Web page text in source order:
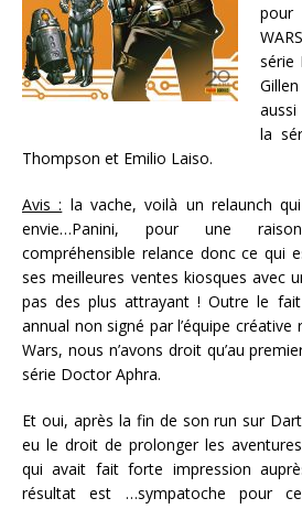
série
la
Thompson et Emilio Laiso.
Avis : la vache, voilà un relaunch
envie…Panini, pour une
compréhensible relance donc ce qui
ses meilleures ventes kiosques avec
pas des plus attrayant ! Outre le
annual non signé par l’équipe
Wars, nous n’avons droit qu’au
série Doctor Aphra.
Et oui, après la fin de son run sur
eu le droit de prolonger les
qui avait fait forte impression
résultat est …sympatoche pour